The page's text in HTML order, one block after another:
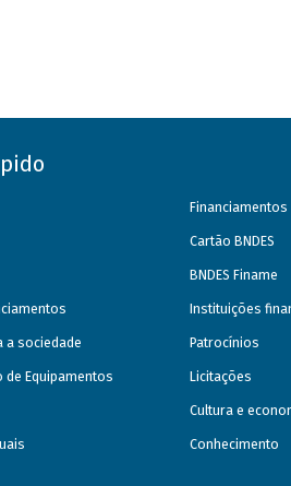
a sociedade
de Equipamentos
Financiamentos
Cartão BNDES
BNDES Finame
Instituições
Patrocínios
Licitações
Cultura e
Conhecimento